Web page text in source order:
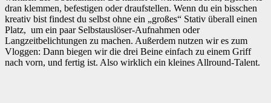
dran klemmen, befestigen oder draufstellen. Wenn du ein bisschen
kreativ bist findest du selbst ohne ein „großes“ Stativ überall einen
Platz, um ein paar Selbstauslöser-Aufnahmen oder
Langzeitbelichtungen zu machen. Außerdem nutzen wir es zum
Vloggen: Dann biegen wir die drei Beine einfach zu einem Griff
nach vorn, und fertig ist. Also wirklich ein kleines Allround-Talent.